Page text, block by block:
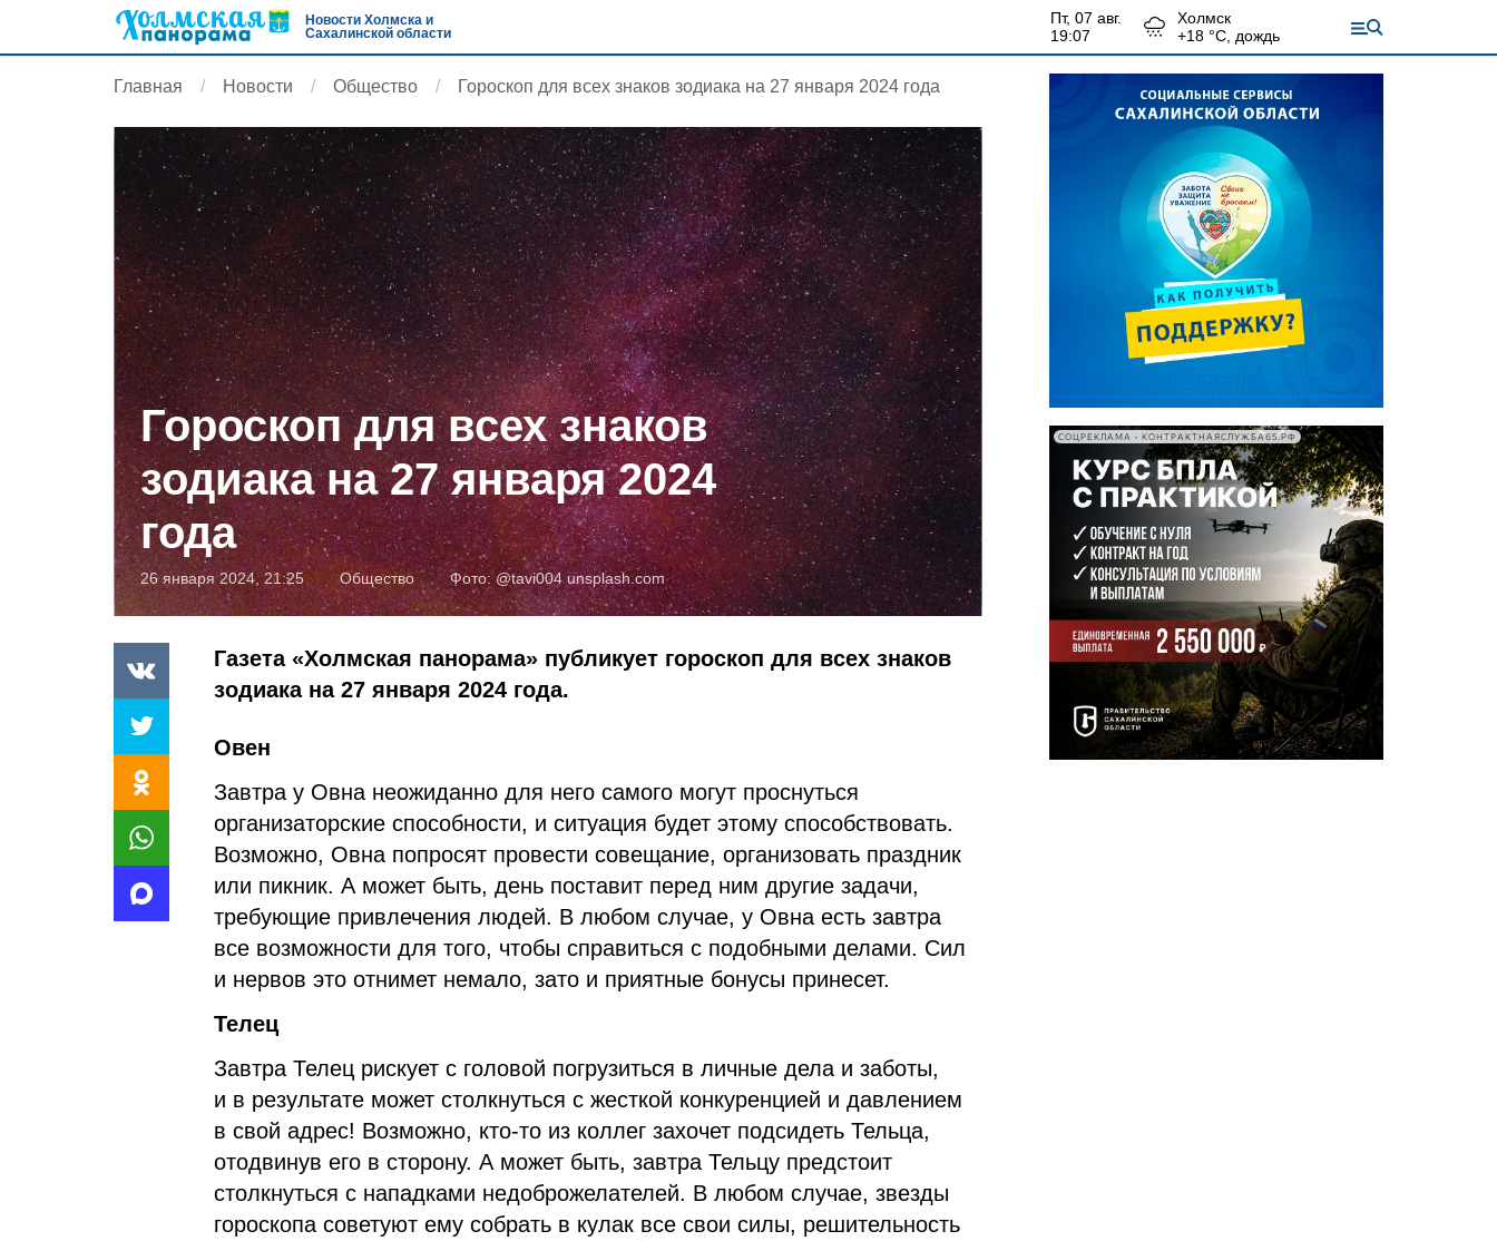
Новости Холмска и
Сахалинской области
пт, 07 авг.
19:07
Холмск
+18 °С, дождь
Главная Новости Общество Гороскоп для всех знаков зодиака на 27 января 2024 года
Гороскоп для всех знаков
зодиака на 27 января 2024
года
26 января 2024, 21:25 Общество Фото:@tavi004 unsplash.com
Газета «Холмская панорама» публикует гороскоп для всех знаков
зодиака на 27 января 2024 года.
Овен
Завтра у Овна неожиданно для него самого могут проснуться
организаторские способности, и ситуация будет этому способствовать.
Возможно, Овна попросят провести совещание, организовать праздник
или пикник. А может быть, день поставит перед ним другие задачи,
требующие привлечения людей. В любом случае, у Овна есть завтра
все возможности для того, чтобы справиться с подобными делами. Сил
и нервов это отнимет немало, зато и приятные бонусы принесет.
Телец
Завтра Телец рискует с головой погрузиться в личные дела и заботы,
и в результате может столкнуться с жесткой конкуренцией и давлением
в свой адрес! Возможно, кто-то из коллег захочет подсидеть Тельца,
отодвинув его в сторону. А может быть, завтра Тельцу предстоит
столкнуться с нападками недоброжелателей. В любом случае, звезды
гороскопа советуют ему собрать в кулак все свои силы, решительность
СОЦРЕКЛАМА • КОНТРАКТНАЯСЛУЖБА65.РФ